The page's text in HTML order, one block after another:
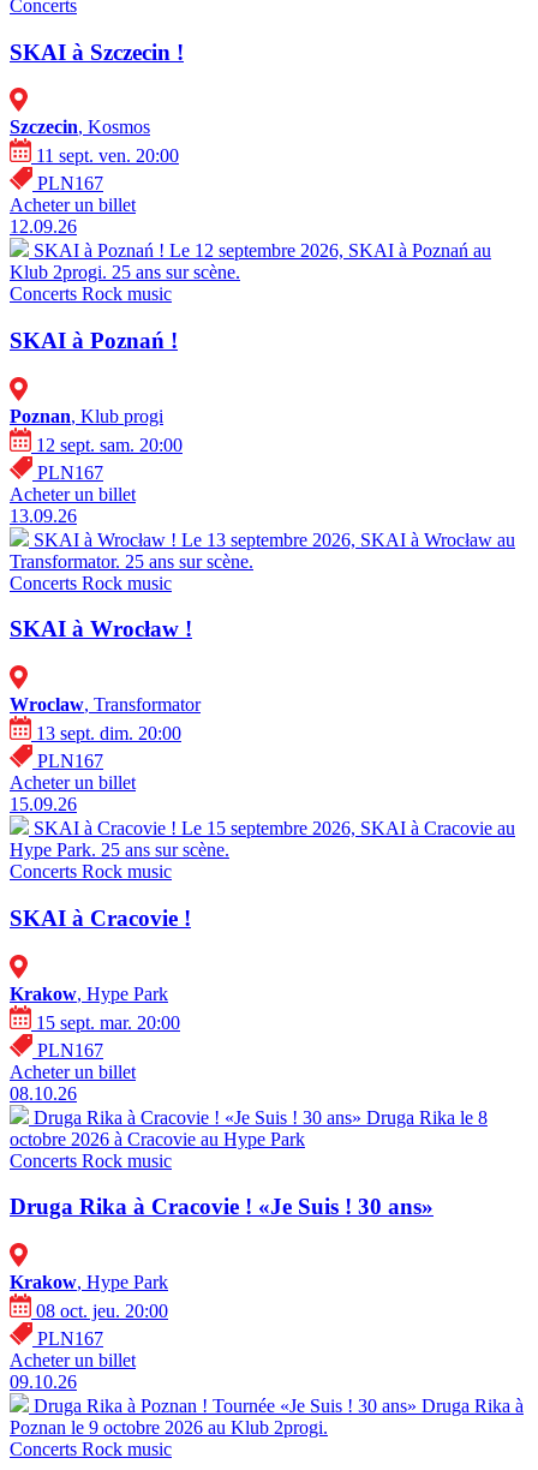
Concerts
SKAI à Szczecin !
Szczecin, Kosmos
11 sept. ven. 20:00
PLN167
Acheter un billet
12.09.26
SKAI à Poznań ! Le 12 septembre 2026, SKAI à Poznań au
Klub 2progi. 25 ans sur scène.
Concerts Rock music
SKAI à Poznań !
Poznan, Klub progi
12 sept. sam. 20:00
PLN167
Acheter un billet
13.09.26
SKAI à Wrocław ! Le 13 septembre 2026, SKAI à Wrocław au
Transformator. 25 ans sur scène.
Concerts Rock music
SKAI à Wrocław !
Wroclaw, Transformator
13 sept. dim. 20:00
PLN167
Acheter un billet
15.09.26
SKAI à Cracovie ! Le 15 septembre 2026, SKAI à Cracovie au
Hype Park. 25 ans sur scène.
Concerts Rock music
SKAI à Cracovie !
Krakow, Hype Park
15 sept. mar. 20:00
PLN167
Acheter un billet
08.10.26
Druga Rika à Cracovie ! «Je Suis ! 30 ans» Druga Rika le 8
octobre 2026 à Cracovie au Hype Park
Concerts Rock music
Druga Rika à Cracovie ! «Je Suis ! 30 ans»
Krakow, Hype Park
08 oct. jeu. 20:00
PLN167
Acheter un billet
09.10.26
Druga Rika à Poznan ! Tournée «Je Suis ! 30 ans» Druga Rika à
Poznan le 9 octobre 2026 au Klub 2progi.
Concerts Rock music